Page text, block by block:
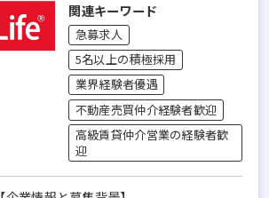
関連キーワード
急募求人
5名以上の積極採用
業界経験者優遇
不動産売買仲介経験者歓迎
高級賃貸仲介営業の経験者歓
迎